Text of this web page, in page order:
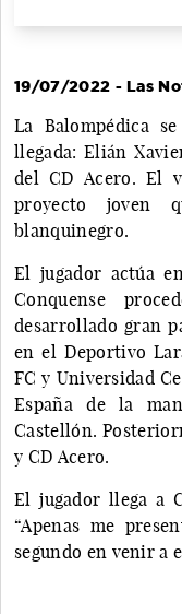
19/07/2022 - Las
La Balompédica
llegada: Elián
del CD Acero. El
proyecto joven
blanquinegro.
El jugador actúa
Conquense
desarrollado gran
en el Deportivo
FC y Universidad
España de la
Castellón.
y CD Acero.
El jugador llega a
“Apenas me
segundo en venir a